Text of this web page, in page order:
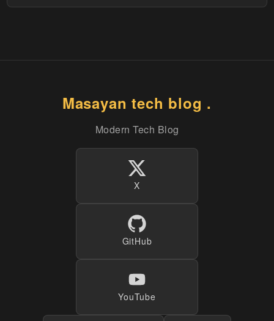
Masayan tech blog .
Modern Tech Blog
X
GitHub
YouTube